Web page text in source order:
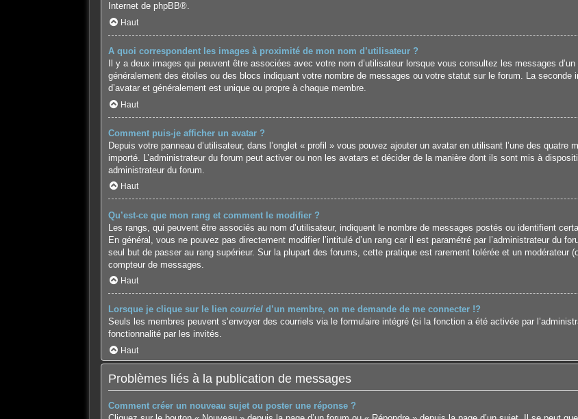
Internet de phpBB®.
Haut
A quoi correspondent les images à proximité de mon nom d’utilisateur ?
Il y a deux images qui peuvent être associées avec votre nom d’utilisateur lorsque vous consultez les messages
généralement des étoiles ou des blocs indiquant votre nombre de messages ou votre statut sur le forum. La
d’avatar et généralement est unique ou propre à chaque membre.
Haut
Comment puis-je afficher un avatar ?
Depuis votre panneau d’utilisateur, dans l’onglet « profil » vous pouvez ajouter un avatar en utilisant l’une des quatre
importé. L’administrateur du forum peut activer ou non les avatars et décider de la manière dont ils sont mis à
administrateur du forum.
Haut
Qu’est-ce que mon rang et comment le modifier ?
Les rangs, qui peuvent être associés au nom d’utilisateur, indiquent le nombre de messages postés ou identifient
En général, vous ne pouvez pas directement modifier l’intitulé d’un rang car il est paramétré par l’administrateur du
seul but de passer au rang supérieur. Sur la plupart des forums, cette pratique est rarement tolérée et un modérateur
compteur de messages.
Haut
Lorsque je clique sur le lien courrield’un membre, on me demande de me connecter !?
Seuls les membres peuvent s’envoyer des courriels via le formulaire intégré (si la fonction a été activée par
fonctionnalité par les invités.
Haut
Problèmes liés à la publication de messages
Comment créer un nouveau sujet ou poster une réponse ?